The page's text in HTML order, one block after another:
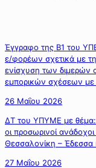
Έγγραφο της Β1 του
ε/φορέων σχετικά με
ενίσχυση των διμερών
εμπορικών σχέσεων με
26 Μαΐου 2026
ΔΤ του ΥΠΥΜΕ με θέμα:
οι προσωρινοί
Θεσσαλονίκη – Έδεσσα
27 Μαΐου 2026